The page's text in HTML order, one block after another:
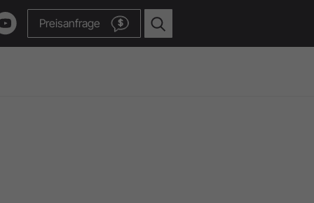
Preisanfrage $